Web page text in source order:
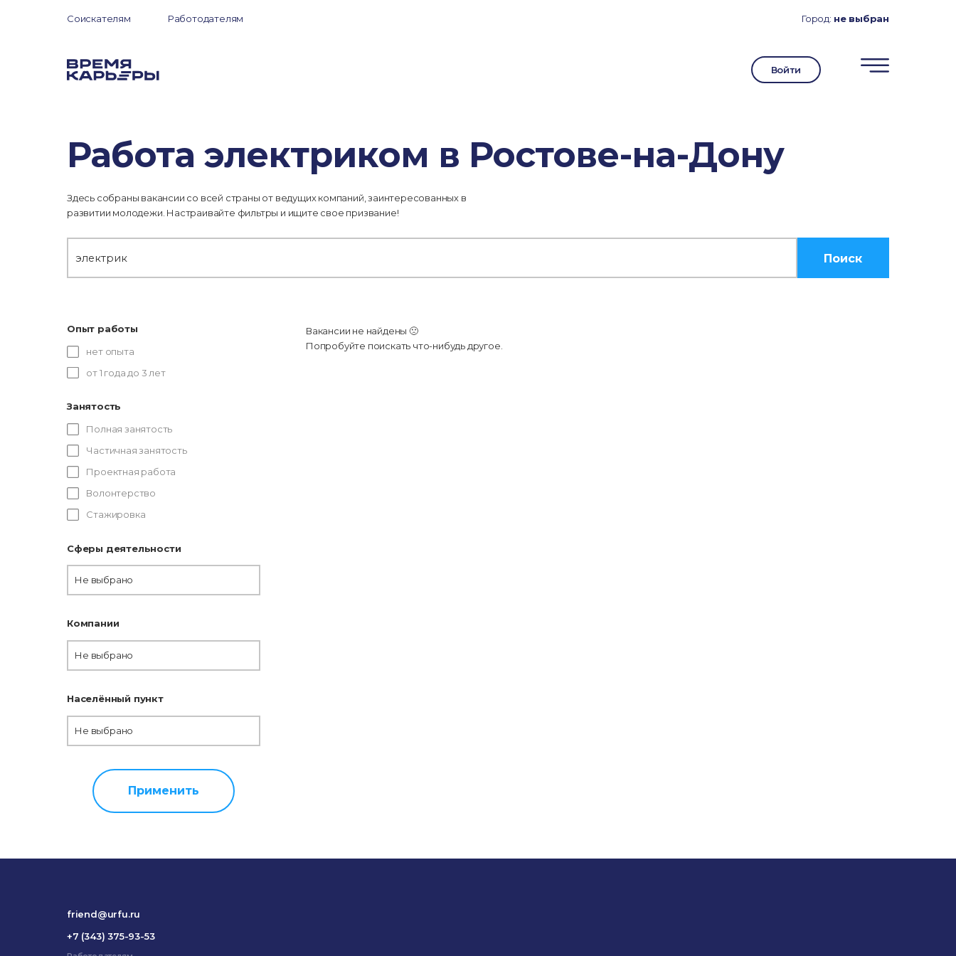
Соискателям Работодателям Город: не выбран
Войти
Работа электриком в Ростове-на-Дону
Здесь собраны вакансии со всей страны от ведущих компаний, заинтересованных в
развитии молодежи. Настраивайте фильтры и ищите свое призвание!
Поиск
Опыт работы
нет опыта
от 1 года до 3 лет
Занятость
Полная занятость
Частичная занятость
Проектная работа
Волонтерство
Стажировка
Сферы деятельности
Не выбрано
Компании
Не выбрано
Населённый пункт
Не выбрано
Применить
Вакансии не найдены 🙁
Попробуйте поискать что-нибудь другое.
friend@urfu.ru
+7 (343) 375-93-53